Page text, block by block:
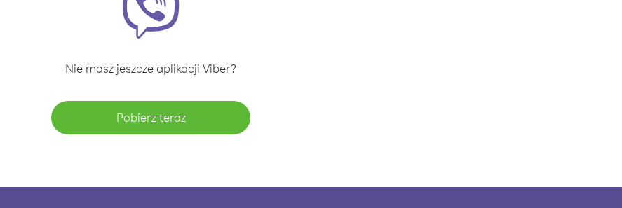
Nie masz jeszcze aplikacji Viber?
Pobierz teraz